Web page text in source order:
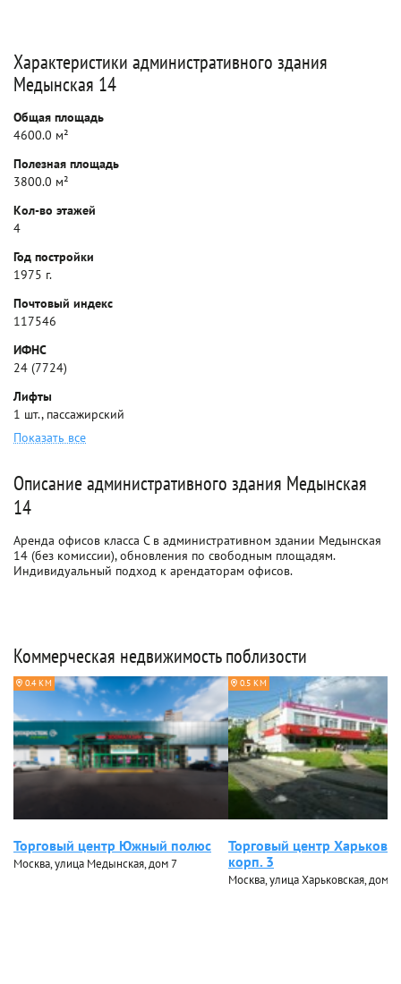
Характеристики административного здания
Медынская 14
Общая площадь
4600.0 м²
Полезная площадь
3800.0 м²
Кол-во этажей
4
Год постройки
1975 г.
Почтовый индекс
117546
ИФНС
24 (7724)
Лифты
1 шт., пассажирский
Показать все
Описание административного здания Медынская
14
Аренда офисов класса C в административном здании Медынская
14 (без комиссии), обновления по свободным площадям.
Индивидуальный подход к арендаторам офисов.
Коммерческая недвижимость поблизости
0.4 КМ
Торговый центр Южный полюс
Москва, улица Медынская, дом 7
0.5 КМ
Торговый центр
корп. 3
Москва, улица Харьковская, дом